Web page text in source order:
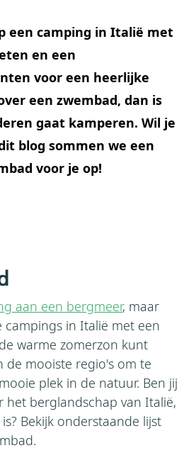
een camping in Italië met
en een
voor een heerlijke
een zwembad, dan is
gaat kamperen. Wil je
blog sommen we een
voor je op!
aan een bergmeer, maar
campings in Italië met een
warme zomerzon kunt
de mooiste regio's om te
plek in de natuur. Ben jij
berglandschap van Italië,
Bekijk onderstaande lijst